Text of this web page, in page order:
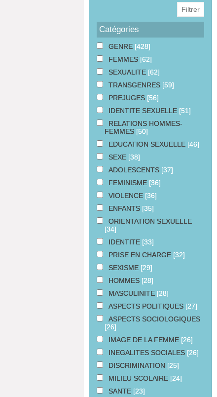
Catégories
GENRE [428]
FEMMES [62]
SEXUALITE [62]
TRANSGENRES [59]
PREJUGES [56]
IDENTITE SEXUELLE [51]
RELATIONS HOMMES-
FEMMES [50]
EDUCATION SEXUELLE [46]
SEXE [38]
ADOLESCENTS [37]
FEMINISME [36]
VIOLENCE [36]
ENFANTS [35]
ORIENTATION SEXUELLE
[34]
IDENTITE [33]
PRISE EN CHARGE [32]
SEXISME [29]
HOMMES [28]
MASCULINITE [28]
ASPECTS POLITIQUES [27]
ASPECTS SOCIOLOGIQUES
[26]
IMAGE DE LA FEMME [26]
INEGALITES SOCIALES [26]
DISCRIMINATION [25]
MILIEU SCOLAIRE [24]
SANTE [23]